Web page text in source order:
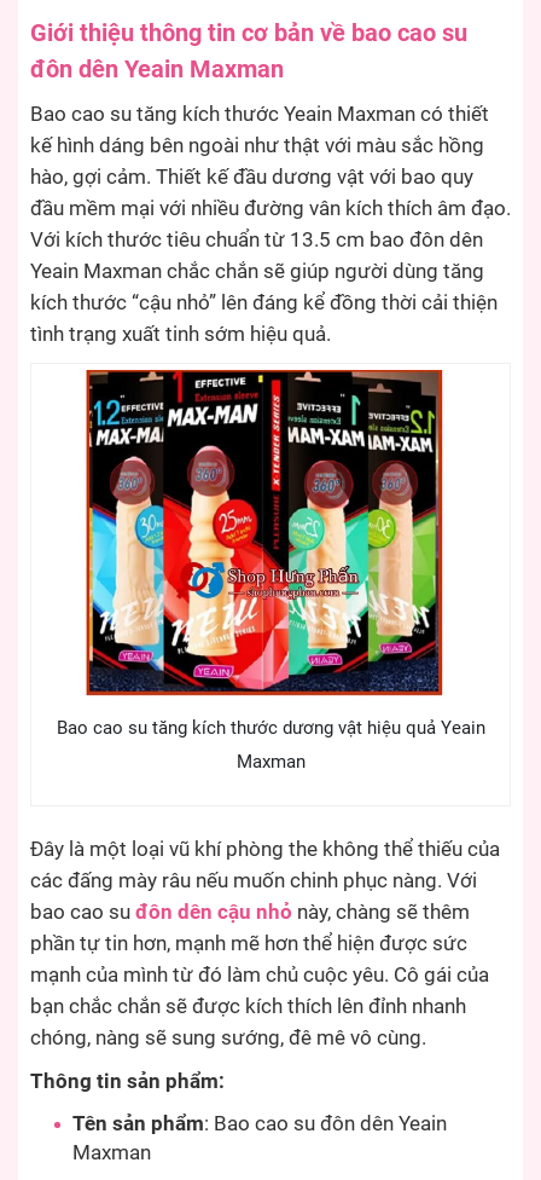
Giới thiệu thông tin cơ bản về bao cao su
đôn dên Yeain Maxman
Bao cao su tăng kích thước Yeain Maxman có thiết
kế hình dáng bên ngoài như thật với màu sắc hồng
hào, gợi cảm. Thiết kế đầu dương vật với bao quy
đầu mềm mại với nhiều đường vân kích thích âm đạo.
Với kích thước tiêu chuẩn từ 13.5 cm bao đôn dên
Yeain Maxman chắc chắn sẽ giúp người dùng tăng
kích thước “cậu nhỏ” lên đáng kể đồng thời cải thiện
tình trạng xuất tinh sớm hiệu quả.
Bao cao su tăng kích thước dương vật hiệu quả Yeain
Maxman
Đây là một loại vũ khí phòng the không thể thiếu của
các đấng mày râu nếu muốn chinh phục nàng. Với
bao cao su đôn dên cậu nhỏ này, chàng sẽ thêm
phần tự tin hơn, mạnh mẽ hơn thể hiện được sức
mạnh của mình từ đó làm chủ cuộc yêu. Cô gái của
bạn chắc chắn sẽ được kích thích lên đỉnh nhanh
chóng, nàng sẽ sung sướng, đê mê vô cùng.
Thông tin sản phẩm:
Tên sản phẩm: Bao cao su đôn dên Yeain
Maxman